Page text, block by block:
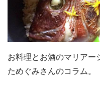
お料理とお酒のマリアー
ためぐみさんのコラム。